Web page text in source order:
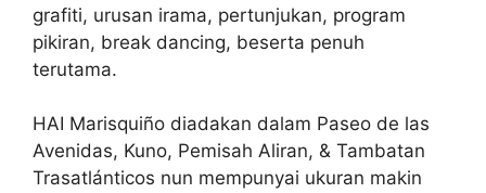
grafiti, urusan irama, pertunjukan, program
pikiran, break dancing, beserta penuh
terutama.
HAI Marisquiño diadakan dalam Paseo de las
Avenidas, Kuno, Pemisah Aliran, & Tambatan
Trasatlánticos nun mempunyai ukuran makin